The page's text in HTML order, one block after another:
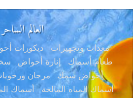
العالم الساحر
معدات وتجهيزات ديكورات
طعام أسماك
إنارة أحواض
أحواض سمك
مرجان
أسماك المياه المالحة
أسماك